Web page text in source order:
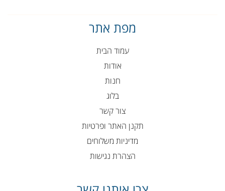
מפת אתר
עמוד הבית
אודות
חנות
בלוג
צור קשר
תקנן האתר ופרטיות
מדיניות משלוחים
הצהרת נגישות